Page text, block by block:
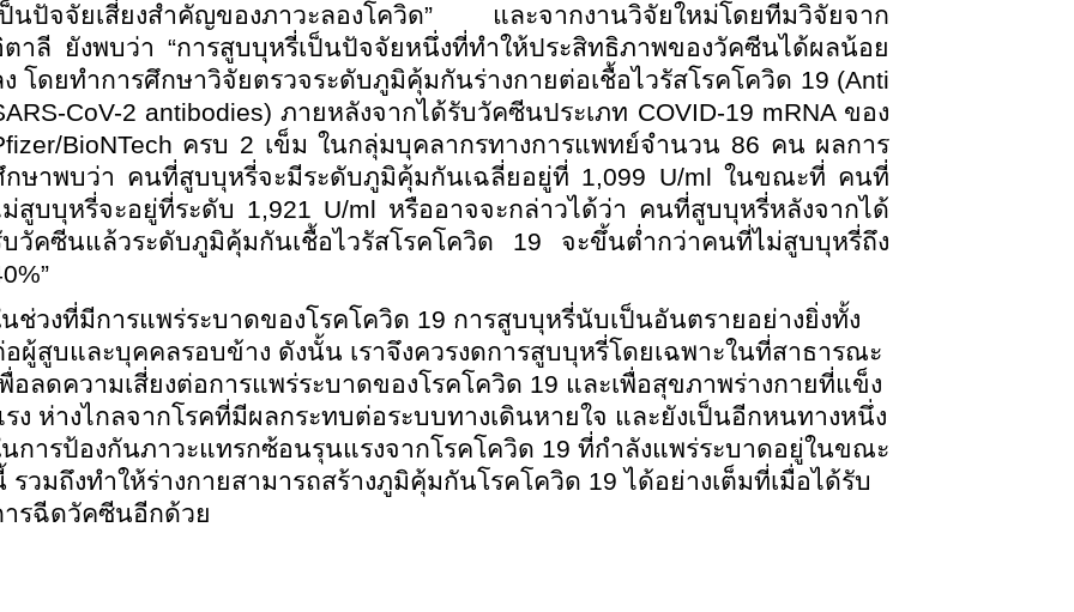
นปัจจัยเสี่ยงสำคัญของภาวะลองโควิด” และจากงานวิจัยใหม่โดยทีมวิจัยจาก
าลี ยังพบว่า “การสูบบุหรี่เป็นปัจจัยหนึ่งที่ทำให้ประสิทธิภาพของวัคซีนได้ผลน้อย
โดยทำการศึกษาวิจัยตรวจระดับภูมิคุ้มกันร่างกายต่อเชื้อไวรัสโรคโควิด 19 (Anti
CoV-2 antibodies) ภายหลังจากได้รับวัคซีนประเภท COVID-19 mRNA ของ
BioNTech ครบ 2 เข็ม ในกลุ่มบุคลากรทางการแพทย์จำนวน 86 คน ผลการ
กษาพบว่า คนที่สูบบุหรี่จะมีระดับภูมิคุ้มกันเฉลี่ยอยู่ที่ 1,099 U/ml ในขณะที่ คนที่
สูบบุหรี่จะอยู่ที่ระดับ 1,921 U/ml หรืออาจจะกล่าวได้ว่า คนที่สูบบุหรี่หลังจากได้
วัคซีนแล้วระดับภูมิคุ้มกันเชื้อไวรัสโรคโควิด 19 จะขึ้นต่ำกว่าคนที่ไม่สูบบุหรี่ถึง
ช่วงที่มีการแพร่ระบาดของโรคโควิด 19 การสูบบุหรี่นับเป็นอันตรายอย่างยิ่งทั้ง
ผู้สูบและบุคคลรอบข้าง ดังนั้น เราจึงควรงดการสูบบุหรี่โดยเฉพาะในที่สาธารณะ
อลดความเสี่ยงต่อการแพร่ระบาดของโรคโควิด 19 และเพื่อสุขภาพร่างกายที่แข็ง
ง ห่างไกลจากโรคที่มีผลกระทบต่อระบบทางเดินหายใจ และยังเป็นอีกหนทางหนึ่ง
การป้องกันภาวะแทรกซ้อนรุนแรงจากโรคโควิด 19 ที่กำลังแพร่ระบาดอยู่ในขณะ
รวมถึงทำให้ร่างกายสามารถสร้างภูมิคุ้มกันโรคโควิด 19 ได้อย่างเต็มที่เมื่อได้รับ
รฉีดวัคซีนอีกด้วย